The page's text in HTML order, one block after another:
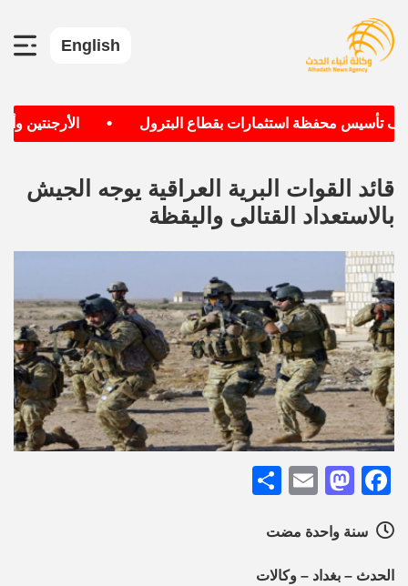
English
تأسيس محفظة استثمارات بقطاع البترول الأرجنتين
قائد القوات البرية العراقية يوجه الجيش
بالاستعداد القتالى واليقظة
Facebook
Mastodon
Email
سنة واحدة مضت
الحدث – بغداد – وكالات